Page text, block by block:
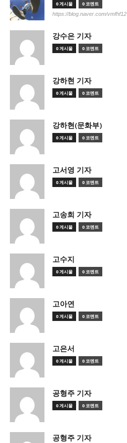
0 게시물 0 코멘트
https://blog.naver.com/vmfhf12
강수은 기자
0 게시물 0 코멘트
강하현 기자
0 게시물 0 코멘트
강하현(문화부)
0 게시물 0 코멘트
고서영 기자
0 게시물 0 코멘트
고송희 기자
0 게시물 0 코멘트
고수지
0 게시물 0 코멘트
고아연
0 게시물 0 코멘트
고은서
0 게시물 0 코멘트
공형주 기자
0 게시물 0 코멘트
공형주 기자